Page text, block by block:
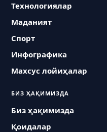
Технологиялар
Маданият
Спорт
Инфографика
Махсус лойиҳалар
БИЗ ҲАҚИМИЗДА
Биз ҳақимизда
Қоидалар